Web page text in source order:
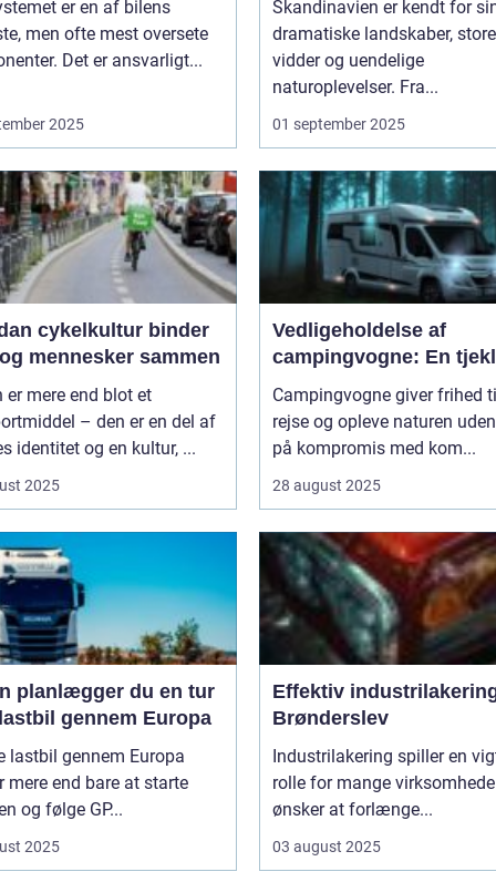
er en af bilens
men ofte mest oversete
Det er ansvarligt...
2025
Skandinavien er kendt for
dramatiske landskaber, store
vidder og uendelige
naturoplevelser. Fra...
01 september 2025
cykelkultur binder
mennesker sammen
er mere end blot et
– den er en del af
identitet og en kultur, ...
2025
Vedligeholdelse af
campingvogne: En
Campingvogne giver frihed
rejse og opleve naturen
på kompromis med kom...
28 august 2025
planlægger du en tur
gennem Europa
lastbil gennem Europa
mere end bare at starte
og følge GP...
2025
Effektiv
Brønderslev
Industrilakering spiller en
rolle for mange
ønsker at forlænge...
03 august 2025